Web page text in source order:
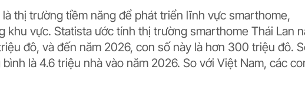
thị trường tiềm năng để phát triển lĩnh vực smarthome,
khu vực. Statista ước tính thị trường smarthome Thái Lan
đô, và đến năm 2026, con số này là hơn 300 triệu đô.
là 4.6 triệu nhà vào năm 2026. So với Việt Nam, các